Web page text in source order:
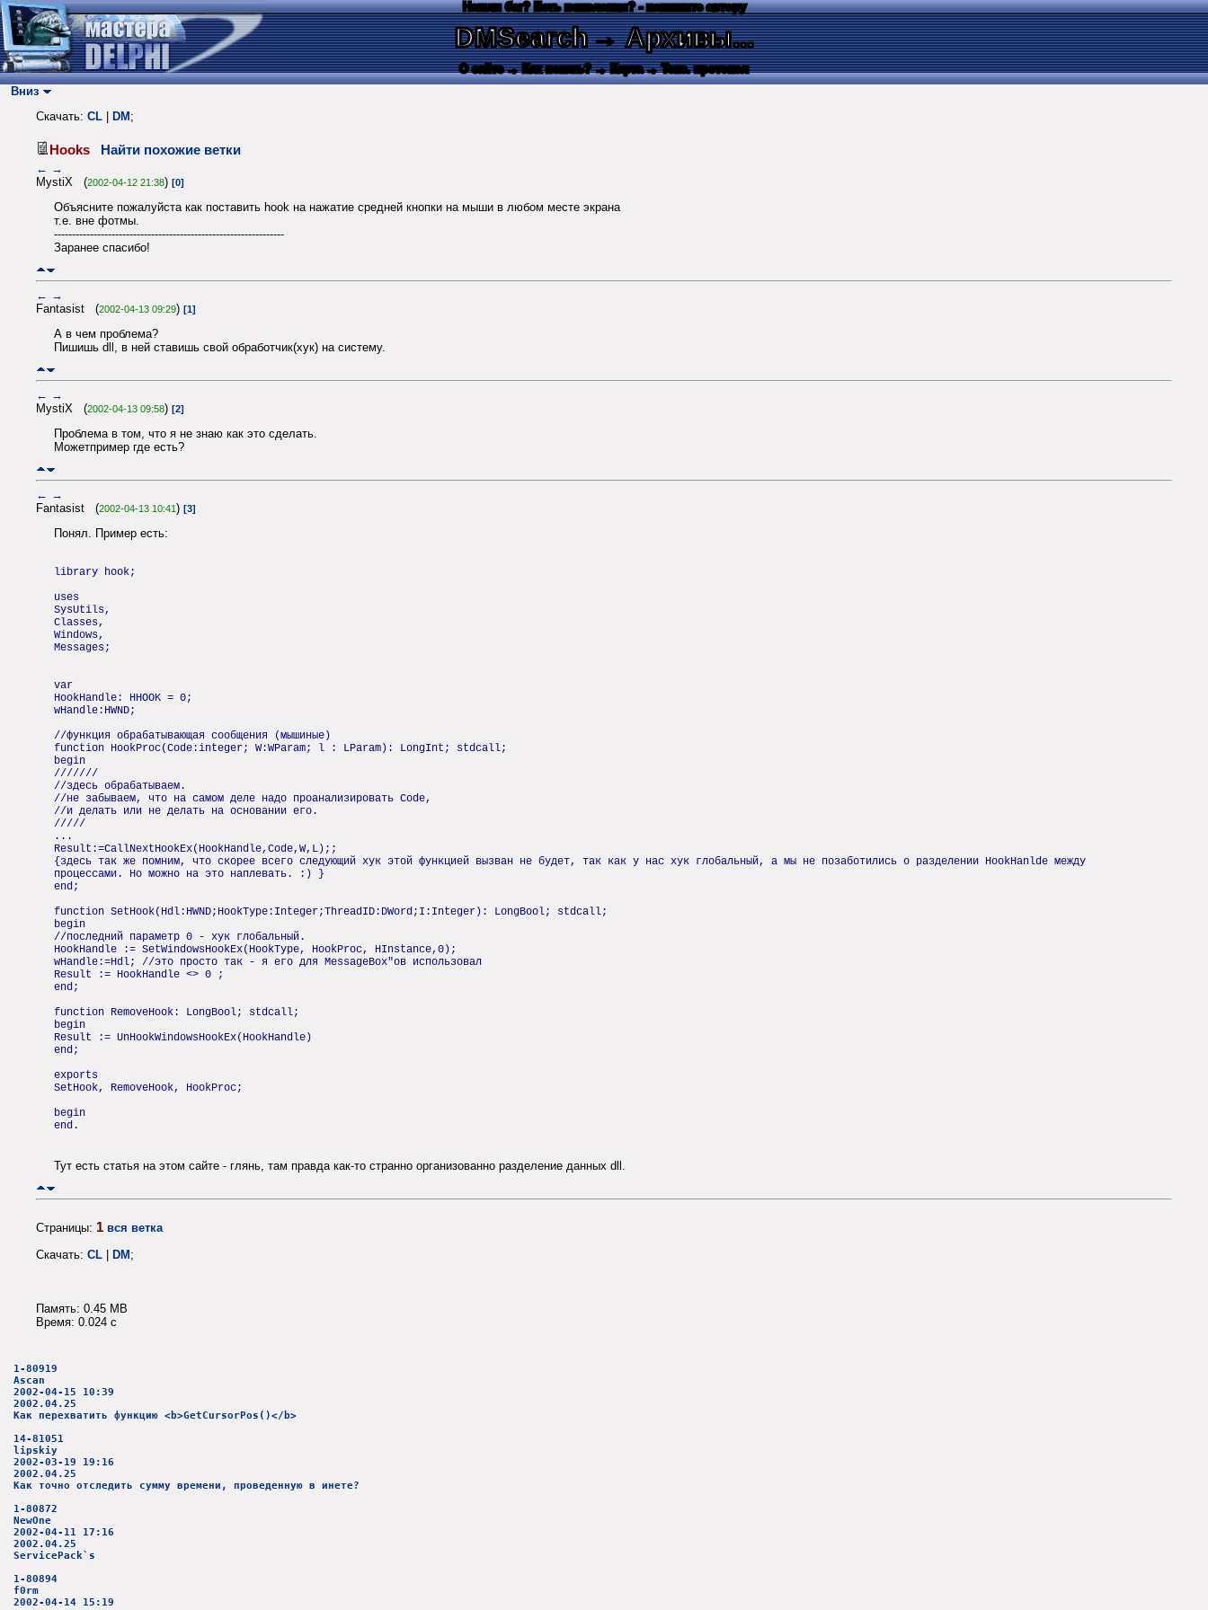
Нашли баг? Есть пожелания? - напишите автору
DMSearch→ Архивы...
О сайте → Как искать? → Карта → Текс. протокол
Вниз
Скачать: CL DM ;
Hooks Найти похожие ветки
← →
MystiX (2002-04-12 21:38) [0]
Объясните пожалуйста как поставить hook на нажатие средней кнопки на мыши в любом месте экрана
т.е. вне фотмы.
----------------------------------------------------------------
Заранее спасибо!
← →
Fantasist (2002-04-13 09:29) [1]
А в чем проблема?
Пишишь dll, в ней ставишь свой обработчик(хук) на систему.
← →
MystiX (2002-04-13 09:58) [2]
Проблема в том, что я не знаю как это сделать.
Можетпример где есть?
← →
Fantasist (2002-04-13 10:41) [3]
Понял. Пример есть:
library hook;
uses
SysUtils,
Classes,
Windows,
Messages;
var
HookHandle: HHOOK = 0;
wHandle:HWND;
//функция обрабатывающая сообщения (мышиные)
function HookProc(Code:integer; W:WParam; l : LParam): LongInt; stdcall;
begin
///////
//здесь обрабатываем.
//не забываем, что на самом деле надо проанализировать Code,
//и делать или не делать на основании его.
/////
...
Result:=CallNextHookEx(HookHandle,Code,W,L);;
{здесь так же помним, что скорее всего следующий хук этой функцией вызван не будет, так как у нас хук глобальный, а мы не позаботились о разделении HookHanlde между
процессами. Но можно на это наплевать. :) }
end;
function SetHook(Hdl:HWND;HookType:Integer;ThreadID:DWord;I:Integer): LongBool; stdcall;
begin
//последний параметр 0 - хук глобальный.
HookHandle := SetWindowsHookEx(HookType, HookProc, HInstance,0);
wHandle:=Hdl; //это просто так - я его для MessageBox"ов использовал
Result := HookHandle <> 0 ;
end;
function RemoveHook: LongBool; stdcall;
begin
Result := UnHookWindowsHookEx(HookHandle)
end;
exports
SetHook, RemoveHook, HookProc;
begin
end.
Тут есть статья на этом сайте - глянь, там правда как-то странно организованно разделение данных dll.
Страницы: 1 вся ветка
Скачать: CL | DM;
Память: 0.45 MB
Время: 0.024 c
1-80919
Ascan
2002-04-15 10:39
2002.04.25
Как перехватить функцию <b>GetCursorPos()</b>
14-81051
lipskiy
2002-03-19 19:16
2002.04.25
Как точно отследить сумму времени, проведенную в инете?
1-80872
NewOne
2002-04-11 17:16
2002.04.25
ServicePack`s
1-80894
f0rm
2002-04-14 15:19